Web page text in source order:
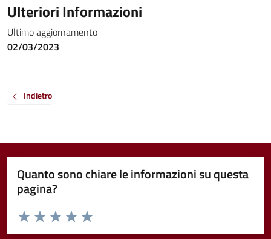
Ulteriori Informazioni
Ultimo aggiornamento
02/03/2023
Indietro
Quanto sono chiare le informazioni su questa
pagina?
Valuta da 1 a 5 stelle la pagina
Valuta 5 stelle su 5
Valuta 4 stelle su 5
Valuta 3 stelle su 5
Valuta 2 stelle su 5
Valuta 1 stelle su 5